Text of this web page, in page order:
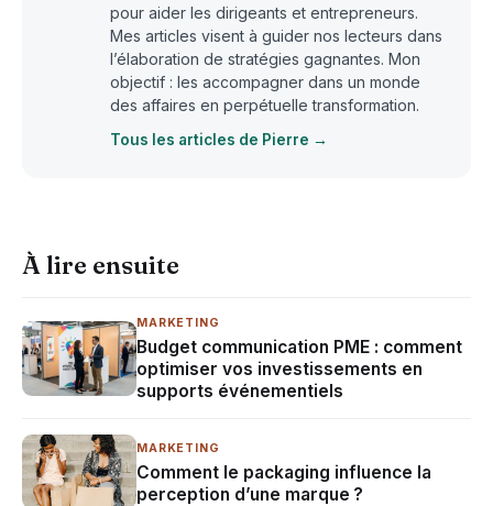
pour aider les dirigeants et entrepreneurs.
Mes articles visent à guider nos lecteurs dans
l’élaboration de stratégies gagnantes. Mon
objectif : les accompagner dans un monde
des affaires en perpétuelle transformation.
Tous les articles de Pierre →
À lire ensuite
MARKETING
Budget communication PME : comment
optimiser vos investissements en
supports événementiels
MARKETING
Comment le packaging influence la
perception d’une marque ?